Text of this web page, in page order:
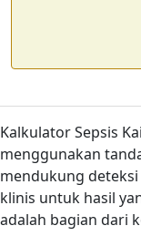
Kalkulator Sepsis
menggunakan
mendukung
klinis untuk hasil
adalah bagian dari